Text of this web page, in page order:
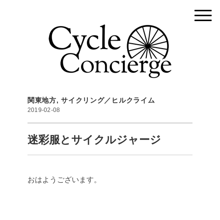
関東地方,サイクリング／ヒルクライム
2019-02-08
迷彩服とサイクルジャージ
おはようございます。